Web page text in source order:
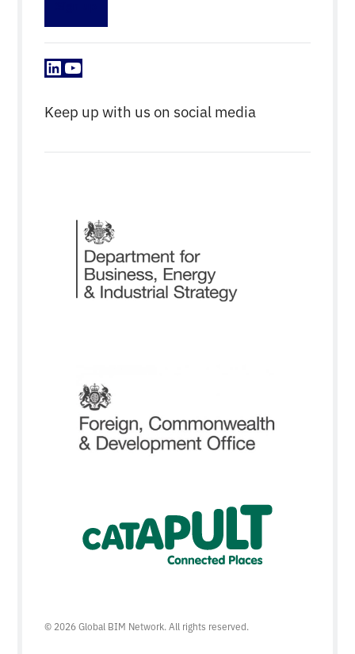
LinkedIn
YouTube
Keep up with us on social media
© 2026 Global BIM Network. All rights reserved.